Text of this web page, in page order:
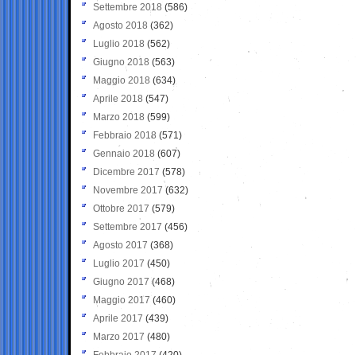
Settembre 2018 (586)
Agosto 2018 (362)
Luglio 2018 (562)
Giugno 2018 (563)
Maggio 2018 (634)
Aprile 2018 (547)
Marzo 2018 (599)
Febbraio 2018 (571)
Gennaio 2018 (607)
Dicembre 2017 (578)
Novembre 2017 (632)
Ottobre 2017 (579)
Settembre 2017 (456)
Agosto 2017 (368)
Luglio 2017 (450)
Giugno 2017 (468)
Maggio 2017 (460)
Aprile 2017 (439)
Marzo 2017 (480)